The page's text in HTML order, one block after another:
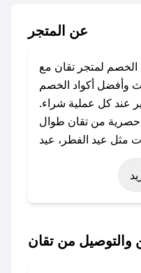
عن المتجر
لمتجر تقان مع
وأفضل أكواد الخصم
عند كل عملية شراء.
من تقان طوال
مثل عيد الفطر، عيد
نوفمبر)، رمضان،
أو حتى عروض خاصة
العثور بسهولة على
من تقان